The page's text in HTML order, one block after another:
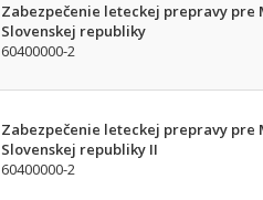
Zabezpečenie leteckej prepravy
Slovenskej republiky
60400000-2
Zabezpečenie leteckej prepravy
Slovenskej republiky II
60400000-2